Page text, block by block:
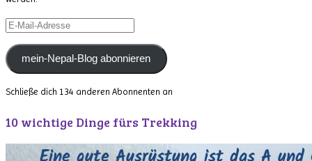
E-
Adressemein-Nepal-Blog abonnieren
Schließe dich 134 anderen Abonnenten an
10 wichtige Dinge fürs Trekking